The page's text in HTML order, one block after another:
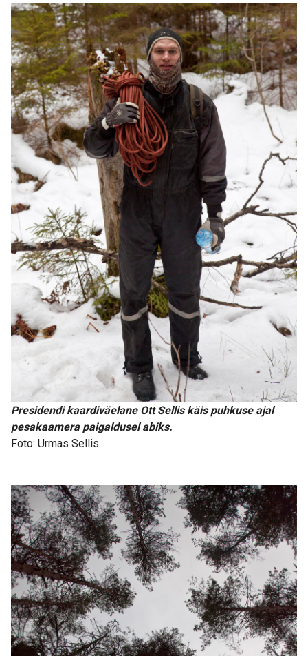
Presidendi kaardiväelane Ott Sellis käis puhkuse ajal
pesakaamera paigaldusel abiks.
Foto: Urmas Sellis